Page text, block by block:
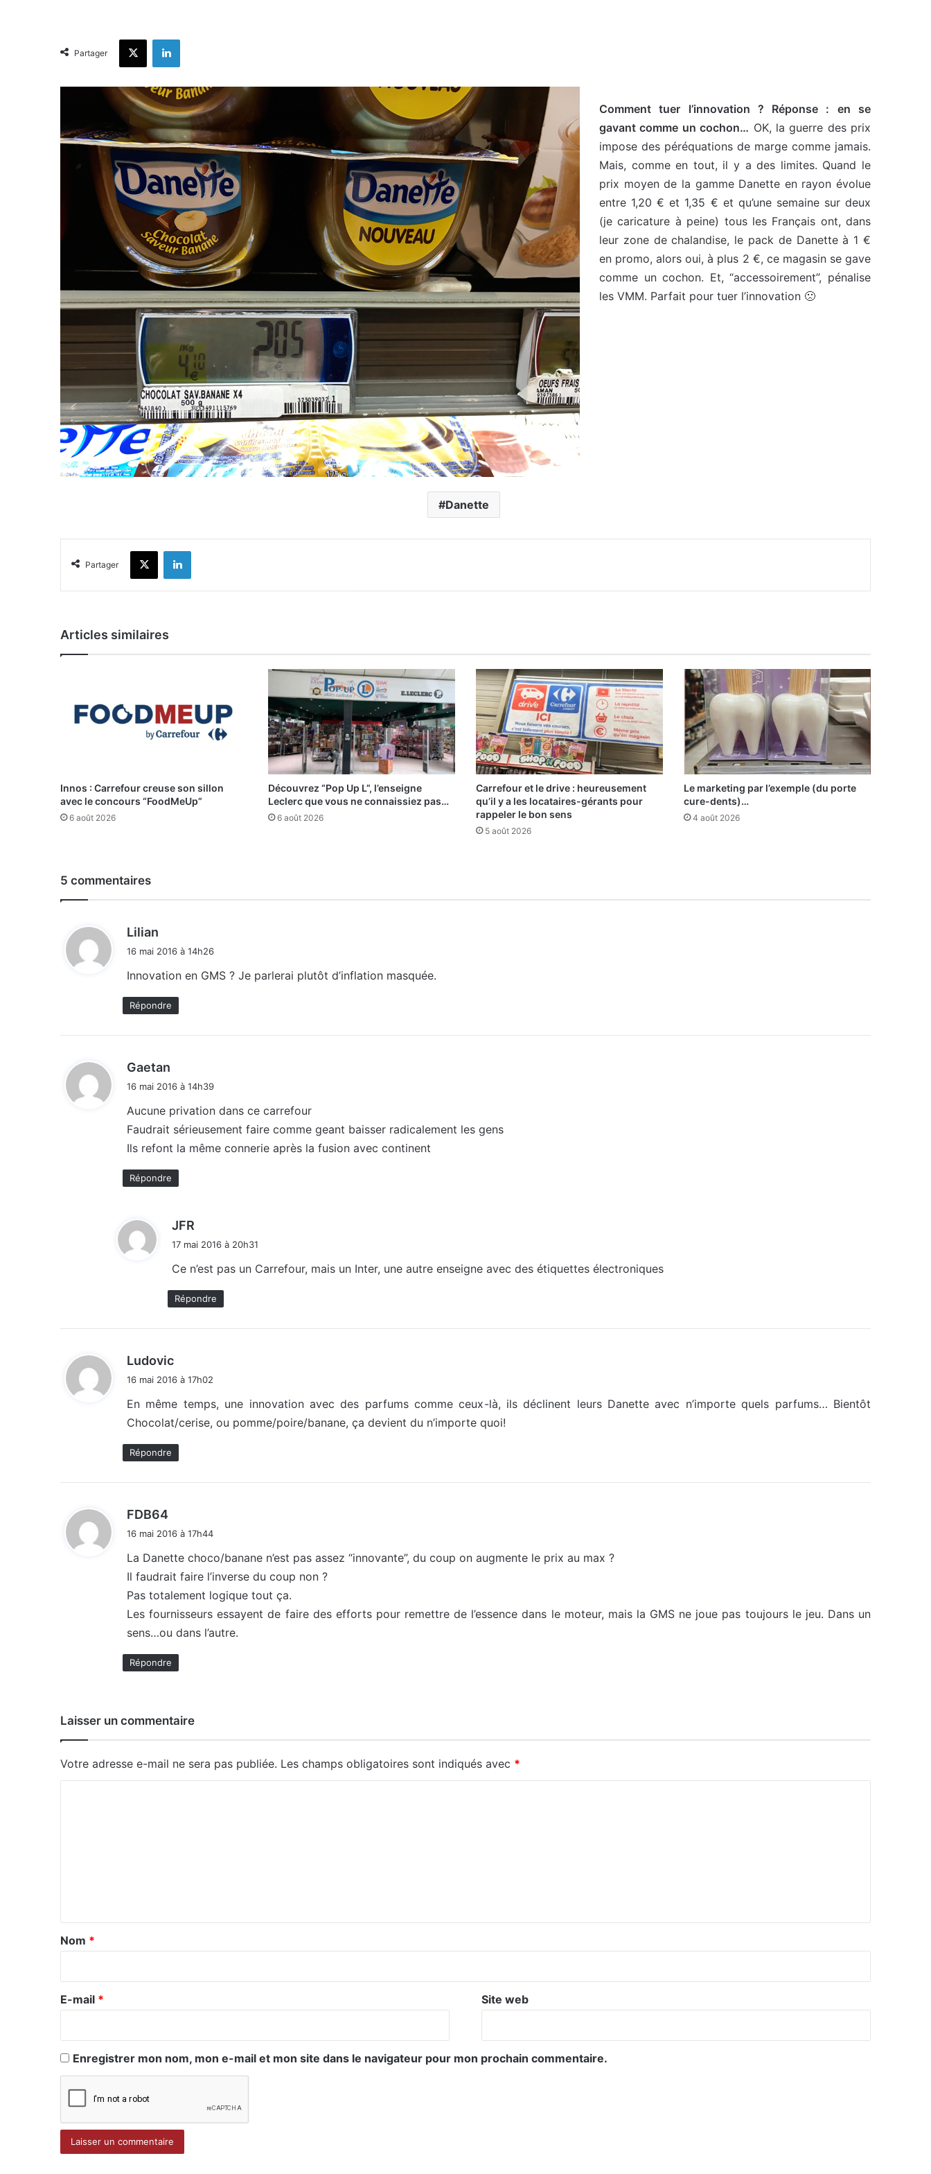
Partager
X Linkedin
Comment tuer l’innovation ? Réponse : en se
gavant comme un cochon… OK, la guerre des prix
impose des péréquations de marge comme jamais.
Mais, comme en tout, il y a des limites. Quand le
prix moyen de la gamme Danette en rayon évolue
entre 1,20 € et 1,35 € et qu’une semaine sur deux
(je caricature à peine) tous les Français ont, dans
leur zone de chalandise, le pack de Danette à 1 €
en promo, alors oui, à plus 2 €, ce magasin se gave
comme un cochon. Et, “accessoirement”, pénalise
les VMM. Parfait pour tuer l’innovation 🙁
Danette
Partager
X Linkedin
Articles similaires
Innos : Carrefour creuse son sillon
avec le concours “FoodMeUp”
6 août 2026
Découvrez “Pop Up L”, l’enseigne
Leclerc que vous ne connaissiez pas…
6 août 2026
Carrefour et le drive : heureusement
qu’il y a les locataires-gérants pour
rappeler le bon sens
5 août 2026
Le marketing par l’exemple (du porte
cure-dents)…
4 août 2026
5 commentaires
Lilian
i
16 mai 2016 à 14h26
Innovation en GMS ? Je parlerai plutôt d’inflation masquée.
Répondre
Gaetan
i
16 mai 2016 à 14h39
Aucune privation dans ce carrefour
Faudrait sérieusement faire comme geant baisser radicalement les gens
Ils refont la même connerie après la fusion avec continent
Répondre
JFR
17 mai 2016 à 20h31
Ce n’est pas un Carrefour, mais un Inter, une autre enseigne avec des étiquettes électroniques
Répondre
Ludovic
i
:
16 mai 2016 à 17h02
En même temps, une innovation avec des parfums comme ceux-là, ils déclinent leurs Danette avec n’importe quels parfums… Bientôt
Chocolat/cerise, ou pomme/poire/banane, ça devient du n’importe quoi!
Répondre
FDB64
i
:
16 mai 2016 à 17h44
La Danette choco/banane n’est pas assez “innovante”, du coup on augmente le prix au max ?
Il faudrait faire l’inverse du coup non ?
Pas totalement logique tout ça.
Les fournisseurs essayent de faire des efforts pour remettre de l’essence dans le moteur, mais la GMS ne joue pas toujours le jeu. Dans un
sens…ou dans l’autre.
Répondre
Laisser un commentaire
Votre adresse e-mail ne sera pas publiée. Les champs obligatoires sont indiqués avec *
a
r
e
Nom *
E-mail * Site web
Enregistrer mon nom, mon e-mail et mon site dans le navigateur pour mon prochain commentaire.